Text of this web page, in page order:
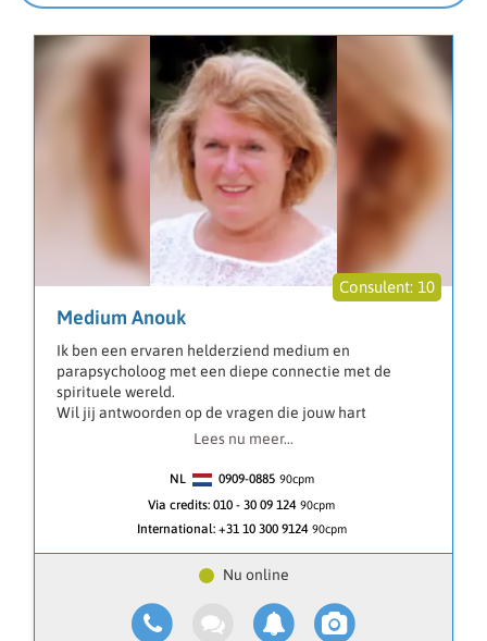
10
Medium Anouk
Ik ben een ervaren helderziend medium en
parapsycholoog met een diepe connectie met de
spirituele wereld.
Wil jij antwoorden op de vragen die jouw hart
relaties, hoe je elkaar aanvult en wat je van elkaar
• Levensvragen: Vind geluk, rust, acceptatie, zingeving,
vrede, welzijn en liefde in je leven.
relatie en hoe je je met je partner verbindt.
Lees nu meer...
NL 0909-0885 90cpm
Via credits: 010 - 30 09 124 90cpm
International: +31 10 300 9124 90cpm